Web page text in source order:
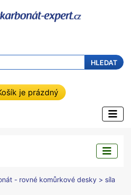
HLEDAT
je prázdný
- rovné komůrkové desky > síla